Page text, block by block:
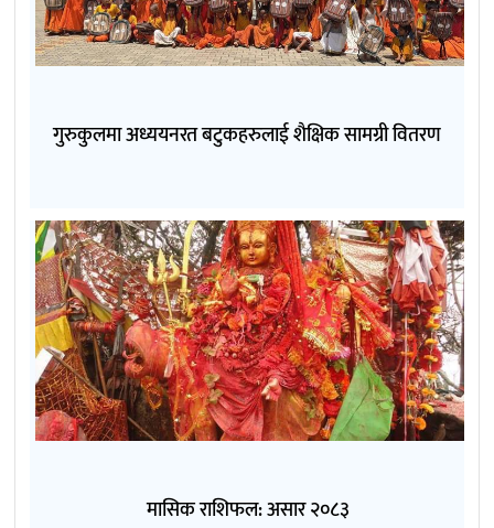
गुरुकुलमा अध्ययनरत बटुकहरुलाई शैक्षिक सामग्री वितरण
मासिक राशिफल: असार २०८३